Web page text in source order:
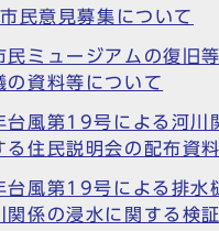
民意見募集について
民ミュージアムの復旧
の資料等について
台風第19号による河川
る住民説明会の配布資
台風第19号による排水
関係の浸水に関する検